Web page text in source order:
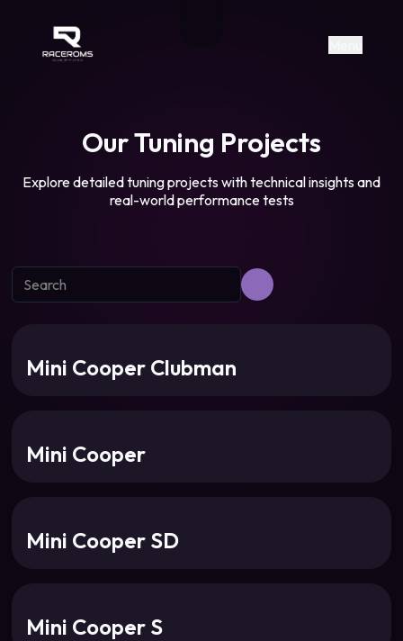
https://www.facebook.com/
https://www.tiktok.com/
Raceroms
Our Tuning Projects
Explore detailed tuning projects with technical insights and
real-world performance tests
Mini Cooper Clubman
Mini Cooper
Mini Cooper SD
Mini Cooper S